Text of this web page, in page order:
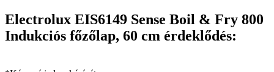
Electrolux EIS6149 Sense Boil & Fry 800
Indukciós főzőlap, 60 cm érdeklődés: